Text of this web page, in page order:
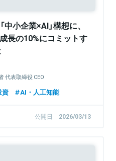
小企業×AI」構想に、
長の10%にコミットす
代表取締役 CEO
資 AI・人工知能
公開日 2026/03/13